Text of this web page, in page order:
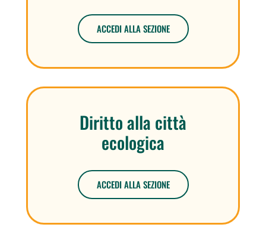
ACCEDI ALLA SEZIONE
Diritto alla città
ecologica
ACCEDI ALLA SEZIONE